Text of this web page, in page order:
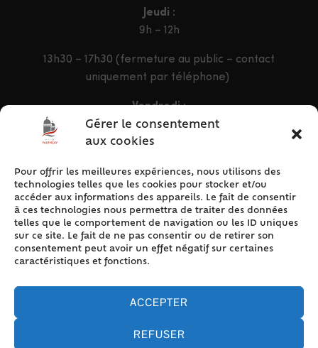
Gérer le consentement
aux cookies
Pour offrir les meilleures expériences, nous utilisons des
technologies telles que les cookies pour stocker et/ou
accéder aux informations des appareils. Le fait de consentir
à ces technologies nous permettra de traiter des données
telles que le comportement de navigation ou les ID uniques
sur ce site. Le fait de ne pas consentir ou de retirer son
consentement peut avoir un effet négatif sur certaines
caractéristiques et fonctions.
ACCEPTER
REFUSER
Jeudi :
9h – 12h
13h30 – 17h30 (fermeture au public – contact
uniquement par téléphone)
Vendredi :
9h – 12h & 13h30 – 16h30
ACCÈS RAPIDE
Accueil
Contact
Plan du site
Mentions légales
Politique de cookies (UE)